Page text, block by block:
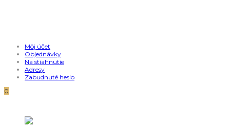
Môj účet
Objednávky
Na stiahnutie
Adresy
Zabudnuté heslo
0